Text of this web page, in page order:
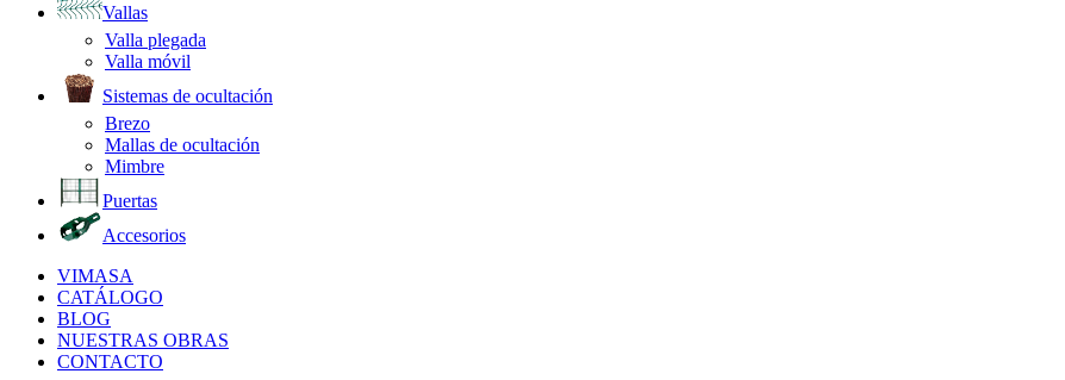
Vallas
Valla plegada
Valla móvil
Sistemas de ocultación
Brezo
Mallas de ocultación
Mimbre
Puertas
Accesorios
VIMASA
CATÁLOGO
BLOG
NUESTRAS OBRAS
CONTACTO